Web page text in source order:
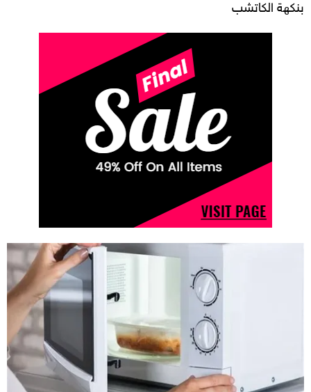
بنكهة الكاتشب